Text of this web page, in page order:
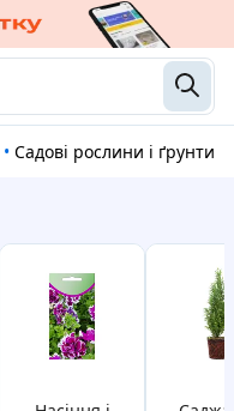
• Садові рослини і ґрунти